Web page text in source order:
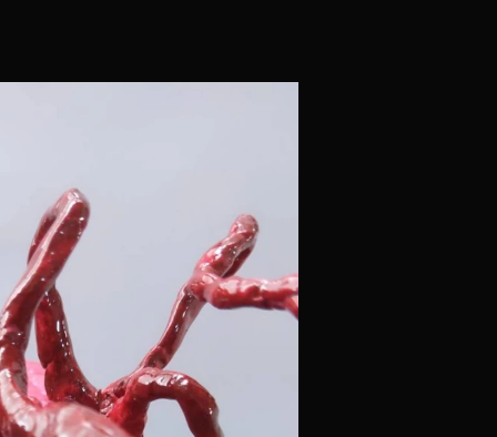
第６回
ンラインアート
作品公開！！！